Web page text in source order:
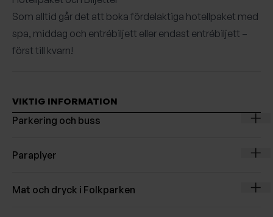
Som alltid går det att boka fördelaktiga hotellpaket med
spa, middag och entrébiljett eller endast entrébiljett –
först till kvarn!
VIKTIG INFORMATION
Parkering och buss
Paraplyer
Mat och dryck i Folkparken